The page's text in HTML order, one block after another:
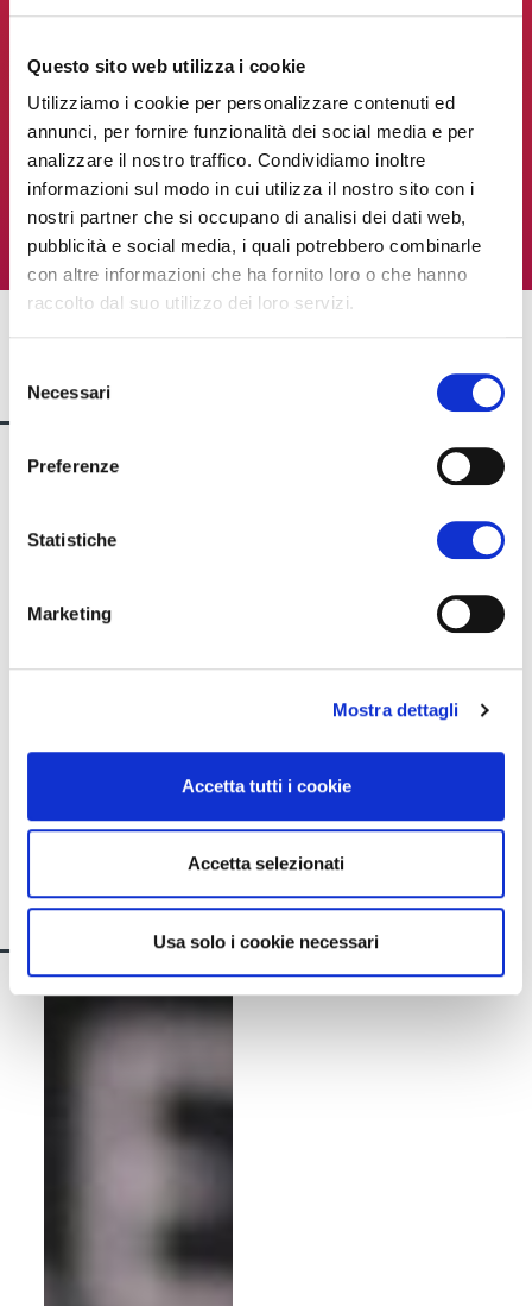
Questo sito web utilizza i cookie
Utilizziamo i cookie per personalizzare contenuti ed
annunci, per fornire funzionalità dei social media e per
analizzare il nostro traffico. Condividiamo inoltre
informazioni sul modo in cui utilizza il nostro sito con i
nostri partner che si occupano di analisi dei dati web,
pubblicità e social media, i quali potrebbero combinarle
con altre informazioni che ha fornito loro o che hanno
raccolto dal suo utilizzo dei loro servizi.
del
consenso
Necessari
Preferenze
Statistiche
Marketing
Mostra dettagli
Accetta tutti i cookie
Accetta selezionati
Usa solo i cookie necessari
sono speciali. Clicca e scopri i vantaggi che ti
aspettano!
Scopri ora
Video Hotel 2025
Dicono di noi